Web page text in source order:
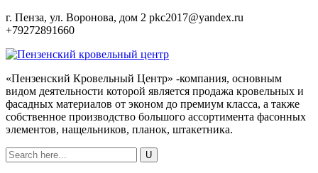
г. Пенза, ул. Воронова, дом 2 pkc2017@yandex.ru
+79272891660
«Пензенский Кровельный Центр» -компания, основным
видом деятельности которой является продажа кровельных и
фасадных материалов от эконом до премиум класса, а также
собственное производство большого ассортимента фасонных
элементов, нащельников, планок, штакетника.